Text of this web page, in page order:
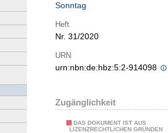
Sonntag
Heft
Nr. 31/2020
URN
urn:nbn:de:hbz:5:2-914098
Zugänglichkeit
DAS DOKUMENT IST AUS
LIZENZRECHTLICHEN GRÜNDEN